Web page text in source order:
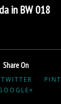
in BW 018
Share On
TWITTER